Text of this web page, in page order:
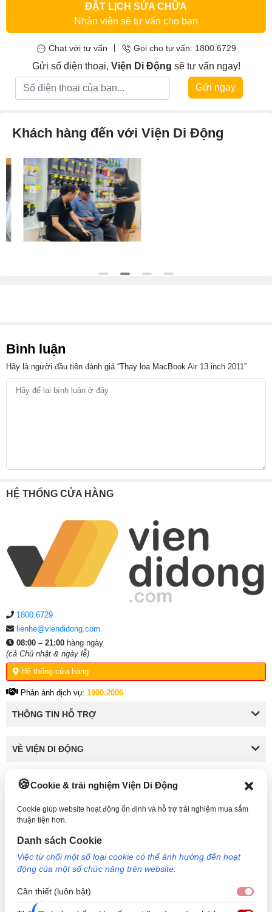
Cookie & trải nghiệm Viện Di Động
Cookie giúp website hoạt động ổn định và hỗ trợ trải nghiệm mua sắm
thuận tiện hơn.
Danh sách Cookie
Việc từ chối một số loại cookie có thể ảnh hưởng đến hoạt
động của một số chức năng trên website.
Cần thiết (luôn bật)
ĐẶT LỊCH SỬA CHỮA
Nhân viên sẽ tư vấn cho bạn
Chat với tư vấn Gọi cho tư vấn: 1800.6729
Gửi số điện thoại, Viện Di Động sẽ tư vấn ngay!
Gửi ngay
Khách hàng đến với Viện Di Động
Bình luận
Hãy là người đầu tiên đánh giá “Thay loa MacBook Air 13 inch 2011”
HỆ THỐNG CỬA HÀNG
1800.6729
lienhe@viendidong.com
08:00 – 21:00 hàng ngày
(cả Chủ nhật & ngày lễ)
Hệ thống cửa hàng
Phản ánh dịch vụ: 1900.2006
THÔNG TIN HỖ TRỢ
VỀ VIỆN DI ĐỘNG
KẾT NỐI VỚI VIỆN DI ĐỘNG
Định, TP HCM. Mã số doanh nghiệp: 0317265132 - Ngày cấp: 25/04/2022 - Nơi cấp: Sở
kế hoạch và đầu tư TP Hồ Chí Minh. Giám đốc: Nguyễn Ngọc Ngân. Hotline: 1800.6729
(miễn phí) - Email: cskh@viendidong.com - Bản quyền thuộc về Viện Di Động.